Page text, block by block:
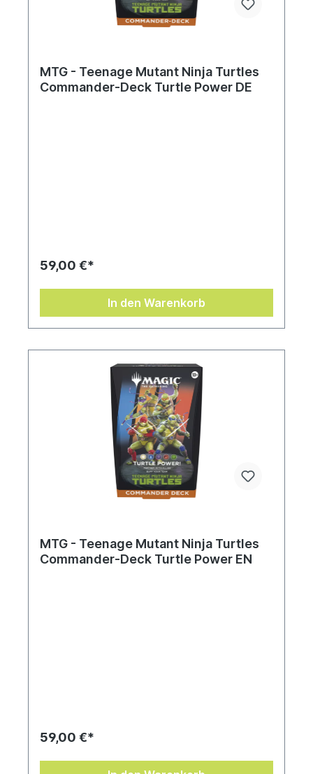
MTG - Teenage Mutant Ninja Turtles
Commander-Deck Turtle Power DE
59,00 €*
In den Warenkorb
MTG - Teenage Mutant Ninja Turtles
Commander-Deck Turtle Power EN
59,00 €*